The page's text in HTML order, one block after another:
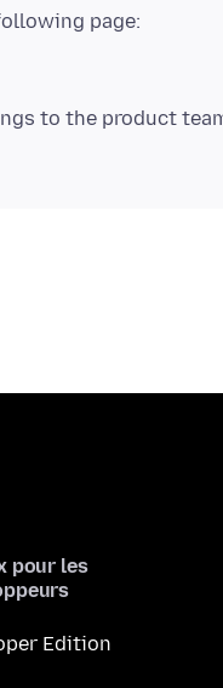
to the product
pour les
Edition